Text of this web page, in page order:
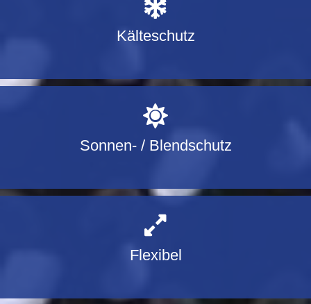
Kälteschutz
Sonnen- / Blendschutz
Flexibel